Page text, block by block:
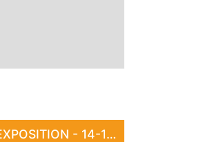
EXPOSITION - 14-18 : LA CARTE POSTALE EN GUERRE